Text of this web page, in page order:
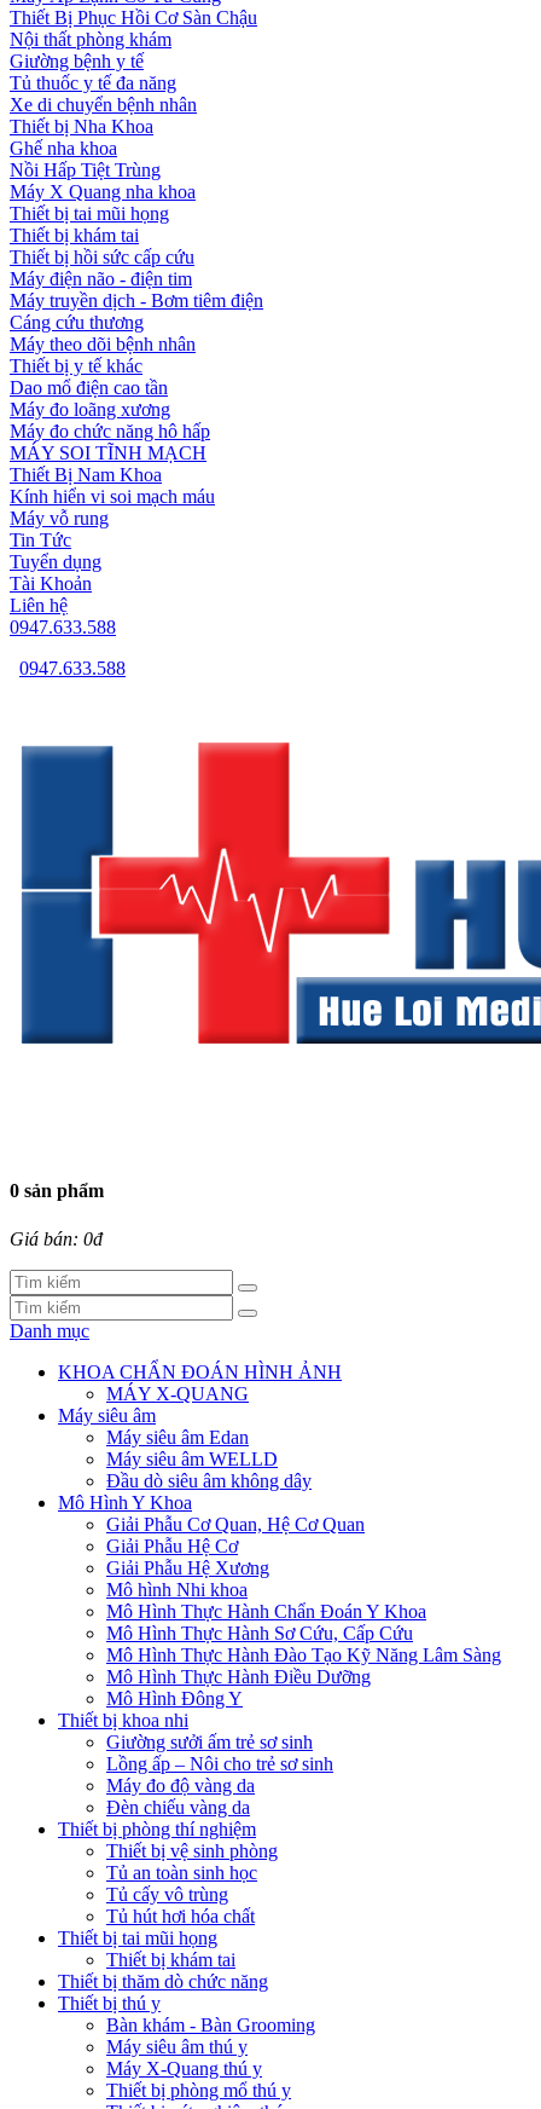
Thiết Bị Phục Hồi Cơ Sàn Chậu
Nội thất phòng khám
Giường bệnh y tế
Tủ thuốc y tế đa năng
Xe di chuyển bệnh nhân
Thiết bị Nha Khoa
Ghế nha khoa
Nồi Hấp Tiệt Trùng
Máy X Quang nha khoa
Thiết bị tai mũi họng
Thiết bị khám tai
Thiết bị hồi sức cấp cứu
Máy điện não - điện tim
Máy truyền dịch - Bơm tiêm điện
Cáng cứu thương
Máy theo dõi bệnh nhân
Thiết bị y tế khác
Dao mổ điện cao tần
Máy đo loãng xương
Máy đo chức năng hô hấp
MÁY SOI TĨNH MẠCH
Thiết Bị Nam Khoa
Kính hiển vi soi mạch máu
Máy vỗ rung
Tin Tức
Tuyển dụng
Tài Khoản
Liên hệ
0947.633.588
0947.633.588
0 sản phẩm
Giá bán: 0đ
Danh mục
KHOA CHẨN ĐOÁN HÌNH ẢNH
MÁY X-QUANG
Máy siêu âm
Máy siêu âm Edan
Máy siêu âm WELLD
Đầu dò siêu âm không dây
Mô Hình Y Khoa
Giải Phẫu Cơ Quan, Hệ Cơ Quan
Giải Phẫu Hệ Cơ
Giải Phẫu Hệ Xương
Mô hình Nhi khoa
Mô Hình Thực Hành Chẩn Đoán Y Khoa
Mô Hình Thực Hành Sơ Cứu, Cấp Cứu
Mô Hình Thực Hành Đào Tạo Kỹ Năng Lâm Sàng
Mô Hình Thực Hành Điều Dưỡng
Mô Hình Đông Y
Thiết bị khoa nhi
Giường sưởi ấm trẻ sơ sinh
Lồng ấp – Nôi cho trẻ sơ sinh
Máy đo độ vàng da
Đèn chiếu vàng da
Thiết bị phòng thí nghiệm
Thiết bị vệ sinh phòng
Tủ an toàn sinh học
Tủ cấy vô trùng
Tủ hút hơi hóa chất
Thiết bị tai mũi họng
Thiết bị khám tai
Thiết bị thăm dò chức năng
Thiết bị thú y
Bàn khám - Bàn Grooming
Máy siêu âm thú y
Máy X-Quang thú y
Thiết bị phòng mổ thú y